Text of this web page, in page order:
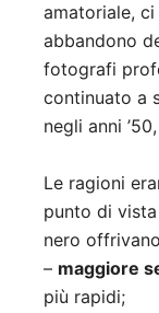
amatoriale,
abbandono
fotografi
continuato a
negli anni
Le ragioni
punto di
nero
– maggiore
più rapidi;